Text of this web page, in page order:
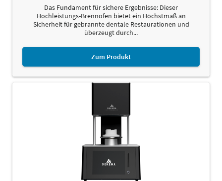
Das Fundament für sichere Ergebnisse: Dieser
Hochleistungs-Brennofen bietet ein Höchstmaß an
Sicherheit für gebrannte dentale Restaurationen und
überzeugt durch...
Zum Produkt